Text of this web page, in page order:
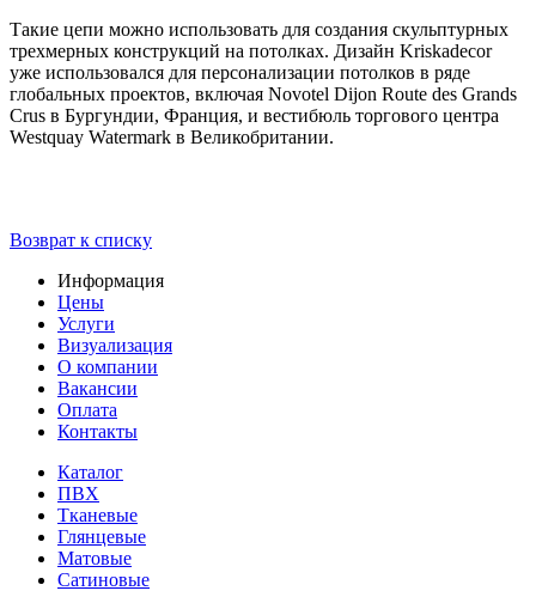
Такие цепи можно использовать для создания скульптурных
трехмерных конструкций на потолках. Дизайн Kriskadecor
уже использовался для персонализации потолков в ряде
глобальных проектов, включая Novotel Dijon Route des Grands
Crus в Бургундии, Франция, и вестибюль торгового центра
Westquay Watermark в Великобритании.
Возврат к списку
Информация
Цены
Услуги
Визуализация
О компании
Вакансии
Оплата
Контакты
Каталог
ПВХ
Тканевые
Глянцевые
Матовые
Сатиновые